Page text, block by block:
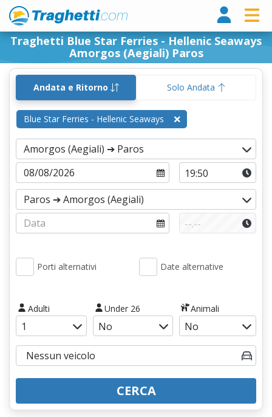
Traghetti Blue Star Ferries - Hellenic Seaways
Amorgos (Aegiali) Paros
Andata e Ritorno Solo Andata
Blue Star Ferries - Hellenic Seaways
Porti alternativi Date alternative
Adulti Under 26 Animali
CERCA